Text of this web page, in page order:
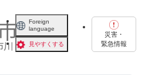
Foreign
language
見やすくする
災害・
緊急情報